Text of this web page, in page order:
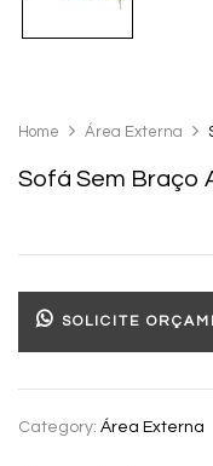
Home Área Externa
Sofá Sem Braço
SOLICITE
Category: Área Externa